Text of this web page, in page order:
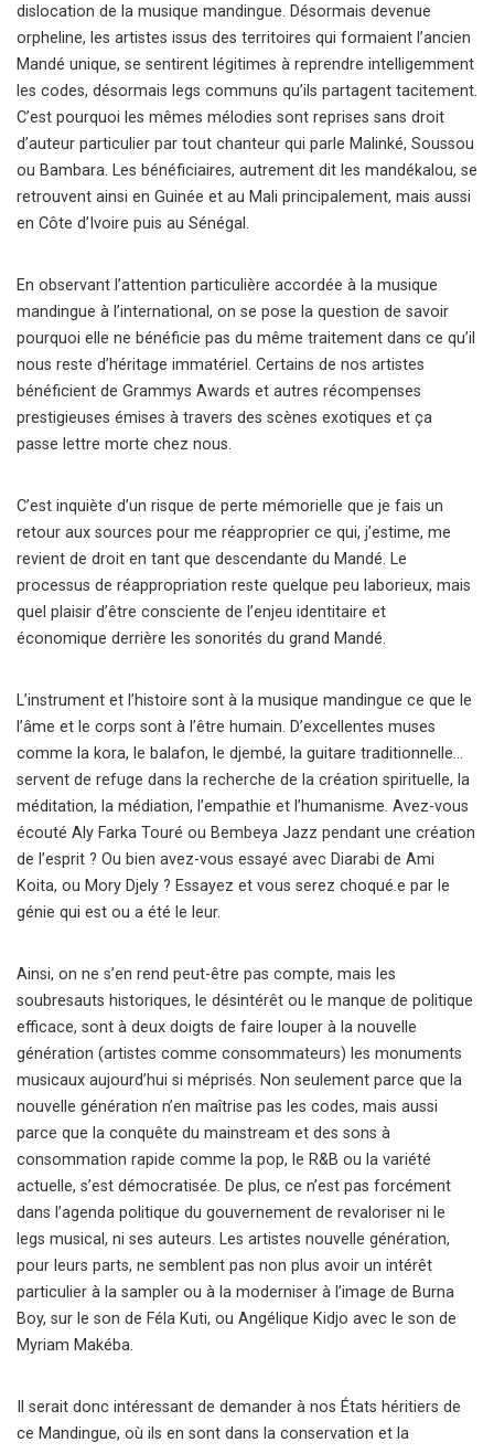
dislocation de la musique mandingue. Désormais devenue
orpheline, les artistes issus des territoires qui formaient l’ancien
Mandé unique, se sentirent légitimes à reprendre intelligemment
les codes, désormais legs communs qu’ils partagent tacitement.
C’est pourquoi les mêmes mélodies sont reprises sans droit
d’auteur particulier par tout chanteur qui parle Malinké, Soussou
ou Bambara. Les bénéficiaires, autrement dit les mandékalou, se
retrouvent ainsi en Guinée et au Mali principalement, mais aussi
en Côte d’Ivoire puis au Sénégal.
En observant l’attention particulière accordée à la musique
mandingue à l’international, on se pose la question de savoir
pourquoi elle ne bénéficie pas du même traitement dans ce qu’il
nous reste d’héritage immatériel. Certains de nos artistes
bénéficient de Grammys Awards et autres récompenses
prestigieuses émises à travers des scènes exotiques et ça
passe lettre morte chez nous.
C’est inquiète d’un risque de perte mémorielle que je fais un
retour aux sources pour me réapproprier ce qui, j’estime, me
revient de droit en tant que descendante du Mandé. Le
processus de réappropriation reste quelque peu laborieux, mais
quel plaisir d’être consciente de l’enjeu identitaire et
économique derrière les sonorités du grand Mandé.
L’instrument et l’histoire sont à la musique mandingue ce que le
l’âme et le corps sont à l’être humain. D’excellentes muses
comme la kora, le balafon, le djembé, la guitare traditionnelle…
servent de refuge dans la recherche de la création spirituelle, la
méditation, la médiation, l’empathie et l’humanisme. Avez-vous
écouté Aly Farka Touré ou Bembeya Jazz pendant une création
de l’esprit ? Ou bien avez-vous essayé avec Diarabi de Ami
Koita, ou Mory Djely ? Essayez et vous serez choqué.e par le
génie qui est ou a été le leur.
Ainsi, on ne s’en rend peut-être pas compte, mais les
soubresauts historiques, le désintérêt ou le manque de politique
efficace, sont à deux doigts de faire louper à la nouvelle
génération (artistes comme consommateurs) les monuments
musicaux aujourd’hui si méprisés. Non seulement parce que la
nouvelle génération n’en maîtrise pas les codes, mais aussi
parce que la conquête du mainstream et des sons à
consommation rapide comme la pop, le R&B ou la variété
actuelle, s’est démocratisée. De plus, ce n’est pas forcément
dans l’agenda politique du gouvernement de revaloriser ni le
legs musical, ni ses auteurs. Les artistes nouvelle génération,
pour leurs parts, ne semblent pas non plus avoir un intérêt
particulier à la sampler ou à la moderniser à l’image de Burna
Boy, sur le son de Féla Kuti, ou Angélique Kidjo avec le son de
Myriam Makéba.
Il serait donc intéressant de demander à nos États héritiers de
ce Mandingue, où ils en sont dans la conservation et la